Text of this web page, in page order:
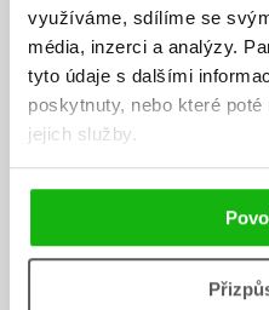
využíváme, sdílíme se
média, inzerci a analýzy.
tyto údaje s dalšími
poskytnuty, nebo které
jejich služby.